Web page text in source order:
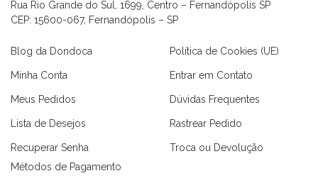
Rua Rio Grande do Sul, 1699, Centro – Fernandópolis SP
CEP: 15600-067, Fernandópolis – SP
Blog da Dondoca
Minha Conta
Meus Pedidos
Lista de Desejos
Recuperar Senha
Política de Cookies (UE)
Entrar em Contato
Dúvidas Frequentes
Rastrear Pedido
Troca ou Devolução
Métodos de Pagamento